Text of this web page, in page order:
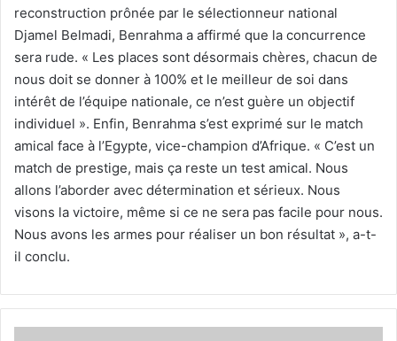
reconstruction prônée par le sélectionneur national
Djamel Belmadi, Benrahma a affirmé que la concurrence
sera rude. « Les places sont désormais chères, chacun de
nous doit se donner à 100% et le meilleur de soi dans
intérêt de l’équipe nationale, ce n’est guère un objectif
individuel ». Enfin, Benrahma s’est exprimé sur le match
amical face à l’Egypte, vice-champion d’Afrique. « C’est un
match de prestige, mais ça reste un test amical. Nous
allons l’aborder avec détermination et sérieux. Nous
visons la victoire, même si ce ne sera pas facile pour nous.
Nous avons les armes pour réaliser un bon résultat », a-t-
il conclu.